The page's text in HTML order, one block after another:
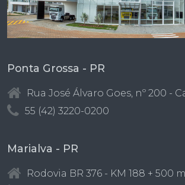
Ponta Grossa - PR
Rua José Álvaro Goes, nº 200 -
55 (42) 3220-0200
Marialva - PR
Rodovia BR 376 - KM 188 + 500 m